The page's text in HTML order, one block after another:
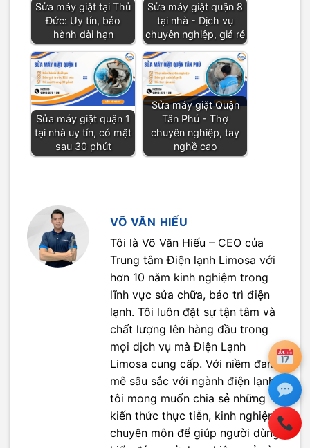
Sửa máy giặt tại Thủ
Đức: Uy tín, bảo
hành dài hạn
Sửa máy giặt quận 8
tại nhà - Dịch vụ
chuyên nghiệp, giá rẻ
Sửa máy giặt quận 1
tại nhà uy tín, có mặt
sau 30 phút
Sửa máy giặt Quận
Tân Phú - Thợ
chuyên nghiệp, tay
nghề cao
VÕ VĂN HIẾU
Tôi là Võ Văn Hiếu – CEO của
Trung tâm Điện lạnh Limosa với
hơn 10 năm kinh nghiệm trong
lĩnh vực sửa chữa, bảo trì điện
lạnh. Tôi luôn đặt sự tận tâm và
chất lượng lên hàng đầu trong
mọi dịch vụ mà Điện Lạnh
Limosa cung cấp. Với niềm đam
mê sâu sắc với ngành điện lạnh,
tôi mong muốn chia sẻ những
kiến thức thực tiễn, kinh nghiệm
chuyên môn để giúp người dùng